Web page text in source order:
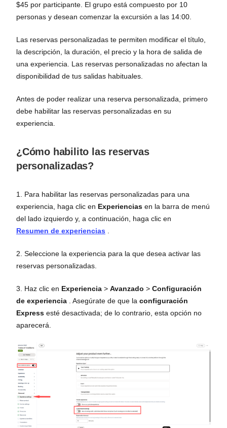
$45 por participante. El grupo está compuesto por 10
personas y desean comenzar la excursión a las 14:00.
Las reservas personalizadas te permiten modificar el título,
la descripción, la duración, el precio y la hora de salida de
una experiencia. Las reservas personalizadas no afectan la
disponibilidad de tus salidas habituales.
Antes de poder realizar una reserva personalizada, primero
debe habilitar las reservas personalizadas en su
experiencia.
¿Cómo habilito las reservas
personalizadas?
1. Para habilitar las reservas personalizadas para una
experiencia, haga clic en Experiencias en la barra de menú
del lado izquierdo y, a continuación, haga clic en
Resumen de experiencias
2. Seleccione la experiencia para la que desea activar las
reservas personalizadas.
3. Haz clic en Experiencia > Avanzado > Configuración
de experiencia . Asegúrate de que la configuración
Express esté desactivada; de lo contrario, esta opción no
aparecerá.